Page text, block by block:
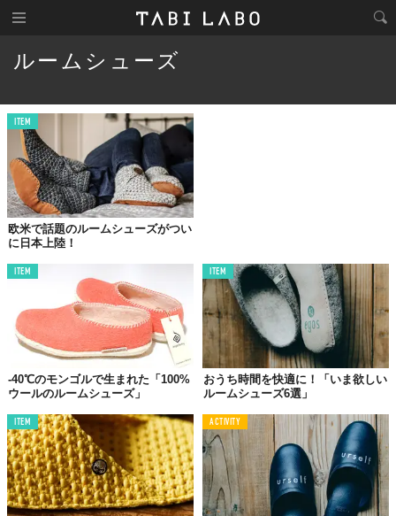
ルームシューズ
ITEM
欧米で話題のルームシューズがつい
に日本上陸！
ITEM
-40℃のモンゴルで生まれた「100%
ウールのルームシューズ」
ITEM
おうち時間を快適に！「いま欲しい
ルームシューズ6選」
ITEM ACTIVITY